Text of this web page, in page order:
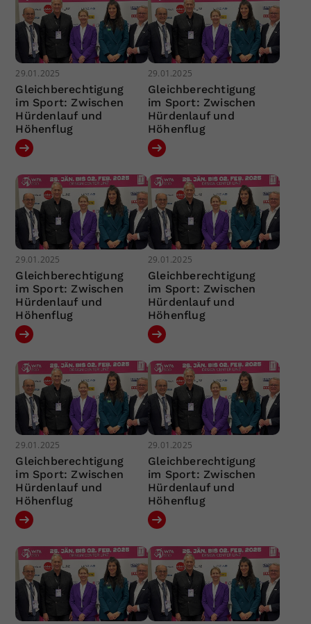
29.01.2025
Gleichberechtigung
im Sport: Zwischen
Hürdenlauf und
Höhenflug
29.01.2025
Gleichberechtigung
im Sport: Zwischen
Hürdenlauf und
Höhenflug
29.01.2025
Gleichberechtigung
im Sport: Zwischen
Hürdenlauf und
Höhenflug
29.01.2025
Gleichberechtigung
im Sport: Zwischen
Hürdenlauf und
Höhenflug
29.01.2025
Gleichberechtigung
im Sport: Zwischen
Hürdenlauf und
Höhenflug
29.01.2025
Gleichberechtigung
im Sport: Zwischen
Hürdenlauf und
Höhenflug